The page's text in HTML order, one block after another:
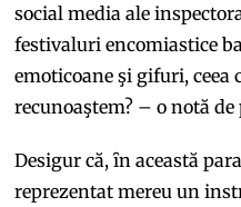
social media ale
festivaluri encomiastice
emoticoane şi gifuri, ceea
recunoaştem? – o notă
Desigur că, ȋn această
reprezentat mereu un